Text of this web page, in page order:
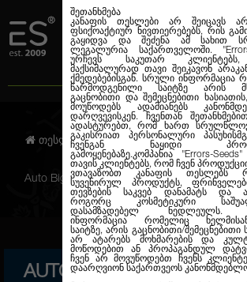
შეთანხმება
კანაფის თესლები არ შეიცავს
ფსიქოაქტიურ ნივთიერებებს, რის
გაყიდვა და შეძენა ამ სახით
ლეგალურია საქართველოში.
ურჩევს საკუთარ
მაქსიმალურად თავი შეიკავონ
ქმედებებისგან. სრული ინფორმაცია
წარმოდგენილი საიტზე არის
გაცნობითი და შემეცნებითი
მოუწოდებს ადამიანებს
დარღვევისკენ. ჩვენთან
ადასტურებთ, რომ ხართ
გაკისრიათ პერსონალური
ჩვენგან ნაყიდი
გამოყენებაზე.კომპანია
"Errors-Seeds"
თავის კლიენტებს, რომ ჩვენ
ვთავაზობთ კანაფის თესლებს
სუვენირულ პროდუქტს,
თევზების საკვებ დანამატს და
როგორც კოსმეტიკური
დასამზადებელ ნედლეულს.
ინფორმაცია რომელიც
საიტზე, არის გაცნობითი/შემეცნებითი
არ ატარებს მოხმარების და
მოწოდებით ან პროპაგანდულ
ჩვენ არ მოვუწოდებთ ჩვენს
დაარღვიონ საქართვეოს
თესლების კანაფი ავტო.
Auto Big Bud Feminised Silver
AUTO BIG BUD